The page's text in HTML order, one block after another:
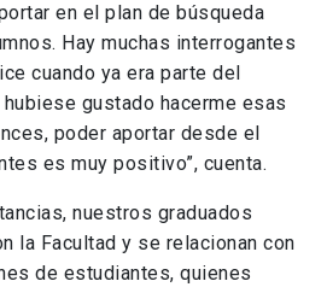
en el plan de búsqueda
Hay muchas interrogantes
cuando ya era parte del
gustado hacerme esas
poder aportar desde el
es muy positivo”, cuenta.
nuestros graduados
la Facultad y se relacionan con
de estudiantes, quienes